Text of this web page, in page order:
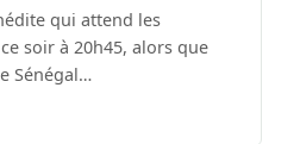
qui attend les
soir à 20h45, alors que
Sénégal…